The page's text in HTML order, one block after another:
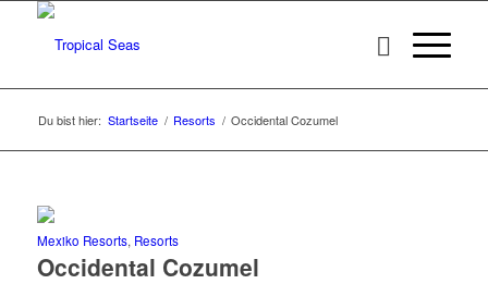
Du bist hier: Startseite / Resorts / Occidental Cozumel
Mexiko Resorts, Resorts
Occidental Cozumel